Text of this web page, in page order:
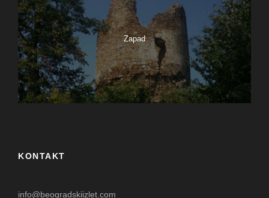
Zapad
KONTAKT
info@beogradskiizlet.com